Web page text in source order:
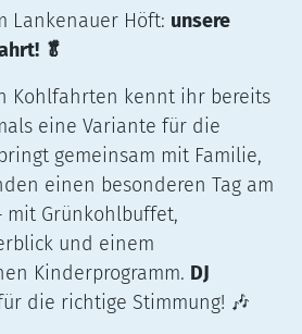
Lankenauer Höft: unsere
🥬
Kohlfahrten kennt ihr bereits
eine Variante für die
gemeinsam mit Familie,
einen besonderen Tag am
mit Grünkohlbuffet,
und einem
Kinderprogramm. DJ
die richtige Stimmung! 🎶